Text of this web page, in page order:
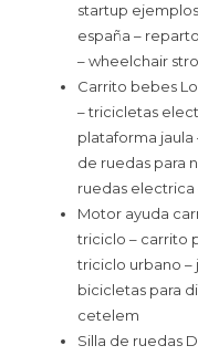
startup
españa –
– wheelchair
Carrito bebes
– tricicletas
plataforma jaula
de ruedas para
ruedas
Motor ayuda
triciclo – carrito
triciclo urbano –
bicicletas para
cetelem
Silla de ruedas